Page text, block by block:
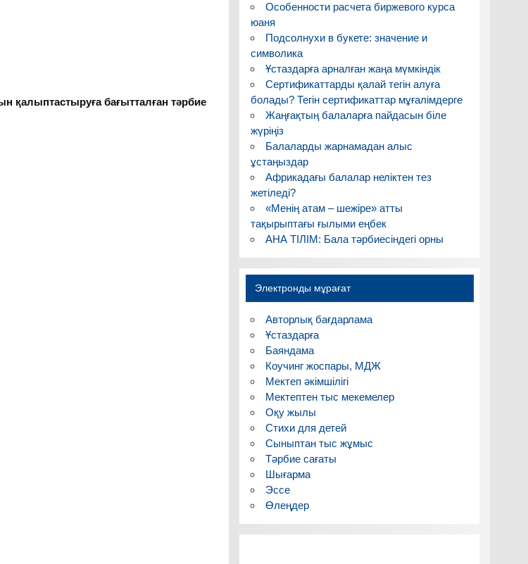
қалыптастыруға бағытталған тәрбие
Особенности расчета биржевого курса
юаня
Подсолнухи в букете: значение и
символика
Ұстаздарға арналған жаңа мүмкіндік
Сертификаттарды қалай тегін алуға
болады? Тегін сертификаттар мұғалімдерге
Жаңғақтың балаларға пайдасын біле
жүріңіз
Балаларды жарнамадан алыс
ұстаңыздар
Африкадағы балалар неліктен тез
жетіледі?
«Менің атам – шежіре» атты
тақырыптағы ғылыми еңбек
АНА ТІЛІМ: Бала тәрбиесіндегі орны
Электронды мұрағат
Авторлық бағдарлама
Ұстаздарға
Баяндама
Коучинг жоспары, МДЖ
Мектеп әкімшілігі
Мектептен тыс мекемелер
Оқу жылы
Стихи для детей
Сыныптан тыс жұмыс
Тәрбие сағаты
Шығарма
Эссе
Өлеңдер